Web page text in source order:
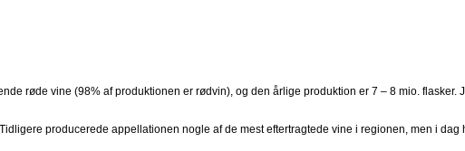
røde vine (98% af produktionen er rødvin), og den årlige produktion er 7 – 8 mio. flasker.
producerede appellationen nogle af de mest eftertragtede vine i regionen, men i